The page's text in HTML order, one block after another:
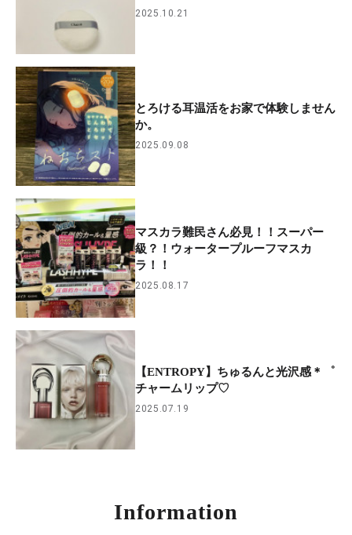
2025.10.21
とろける耳温活をお家で体験しません
か。
2025.09.08
マスカラ難民さん必見！！スーパー
級？！ウォータープルーフマスカ
ラ！！
2025.08.17
【ENTROPY】ちゅるんと光沢感＊゜
チャームリップ♡
2025.07.19
Information